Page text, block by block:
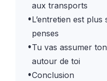
aux transports
•L’entretien est
penses
•Tu vas assumer
autour de toi
•Conclusion